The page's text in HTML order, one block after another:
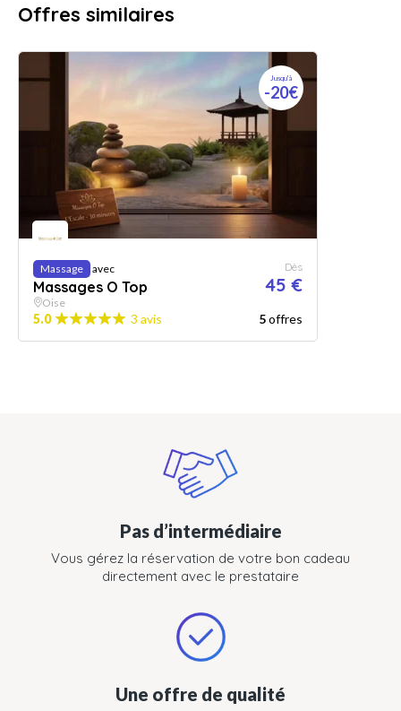
Offres similaires
Jusqu'à
-20€
Massage avec
Massages O Top
Dès
45 €
Oise
5.0 3 avis 5offres
Pas d’intermédiaire
Vous gérez la réservation de votre bon cadeau
directement avec le prestataire
Une offre de qualité